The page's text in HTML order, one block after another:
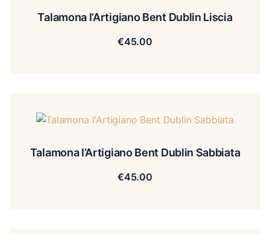
Talamona l’Artigiano Bent Dublin Liscia
€45.00
Talamona l’Artigiano Bent Dublin Sabbiata
€45.00